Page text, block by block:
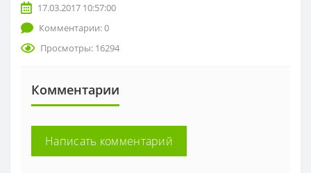
17.03.2017 10:57:00
Комментарии: 0
Просмотры: 16294
Комментарии
Написать комментарий